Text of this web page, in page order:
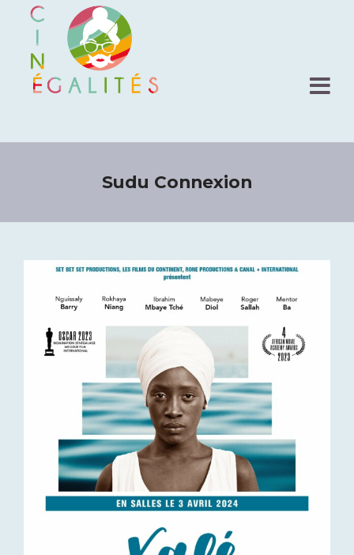
Sudu Connexion